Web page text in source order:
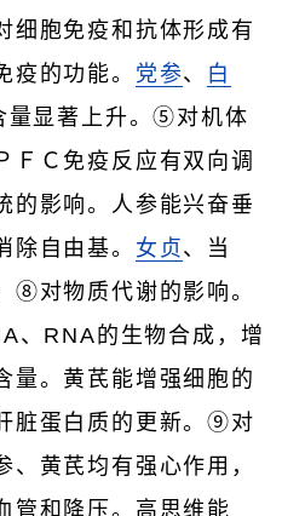
细胞免疫和抗体形成有
的功能。 党参、 白
量显著上升。⑤对机体
ＦＣ免疫反应有双向调
影响。人参能兴奋垂
自由基。 女贞、当
⑧对物质代谢的影响。
、RNA的生物合成，增
量。黄芪能增强细胞的
脏蛋白质的更新。⑨对
、黄芪均有强心作用，
管和降压。高思维能